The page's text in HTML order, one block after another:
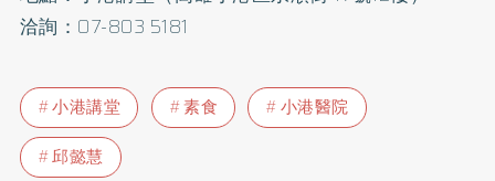
洽詢：07-803 5181
小港講堂 素食
小港醫院
邱懿慧